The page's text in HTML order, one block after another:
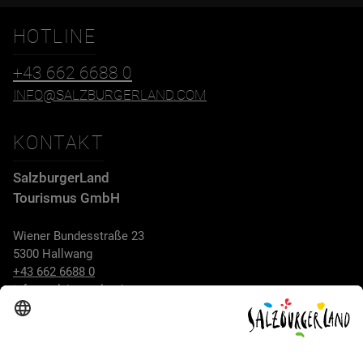
HOTLINE
+43 662 6688 0
INFO@SALZBURGERLAND.COM
KONTAKT
SalzburgerLand
Tourismus GmbH
Wiener Bundesstraße 23
5300 Hallwang
+43 662 6688 0
info@salzburgerland.com